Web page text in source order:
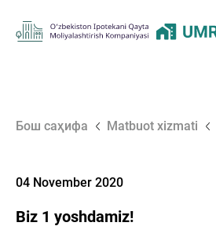
Бош саҳифа Matbuot xizmati
04 November 2020
Biz 1 yoshdamiz!